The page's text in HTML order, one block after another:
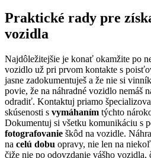
Praktické rady pre
vozidla
Najdôležitejšie je konať okamžite po
vozidlo už pri prvom kontakte s
jasne zadokumentuješ a že nie si
povie, že na náhradné vozidlo nemáš
odradiť. Kontaktuj priamo
skúsenosti s vymáhaním týchto
Dokumentuj si všetku komunikáciu s
fotografovanie škôd na vozidle.
na celú dobu opravy, nie len na
čiže nie po odovzdanie vášho vozidla,